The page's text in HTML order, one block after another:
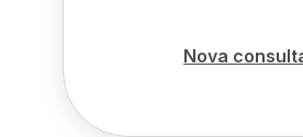
Nova